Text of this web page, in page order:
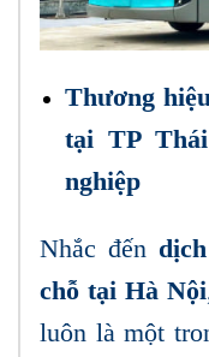
Thương
tại TP
nghiệp
Nhắc đến
chỗ tại Hà Nội
luôn là một